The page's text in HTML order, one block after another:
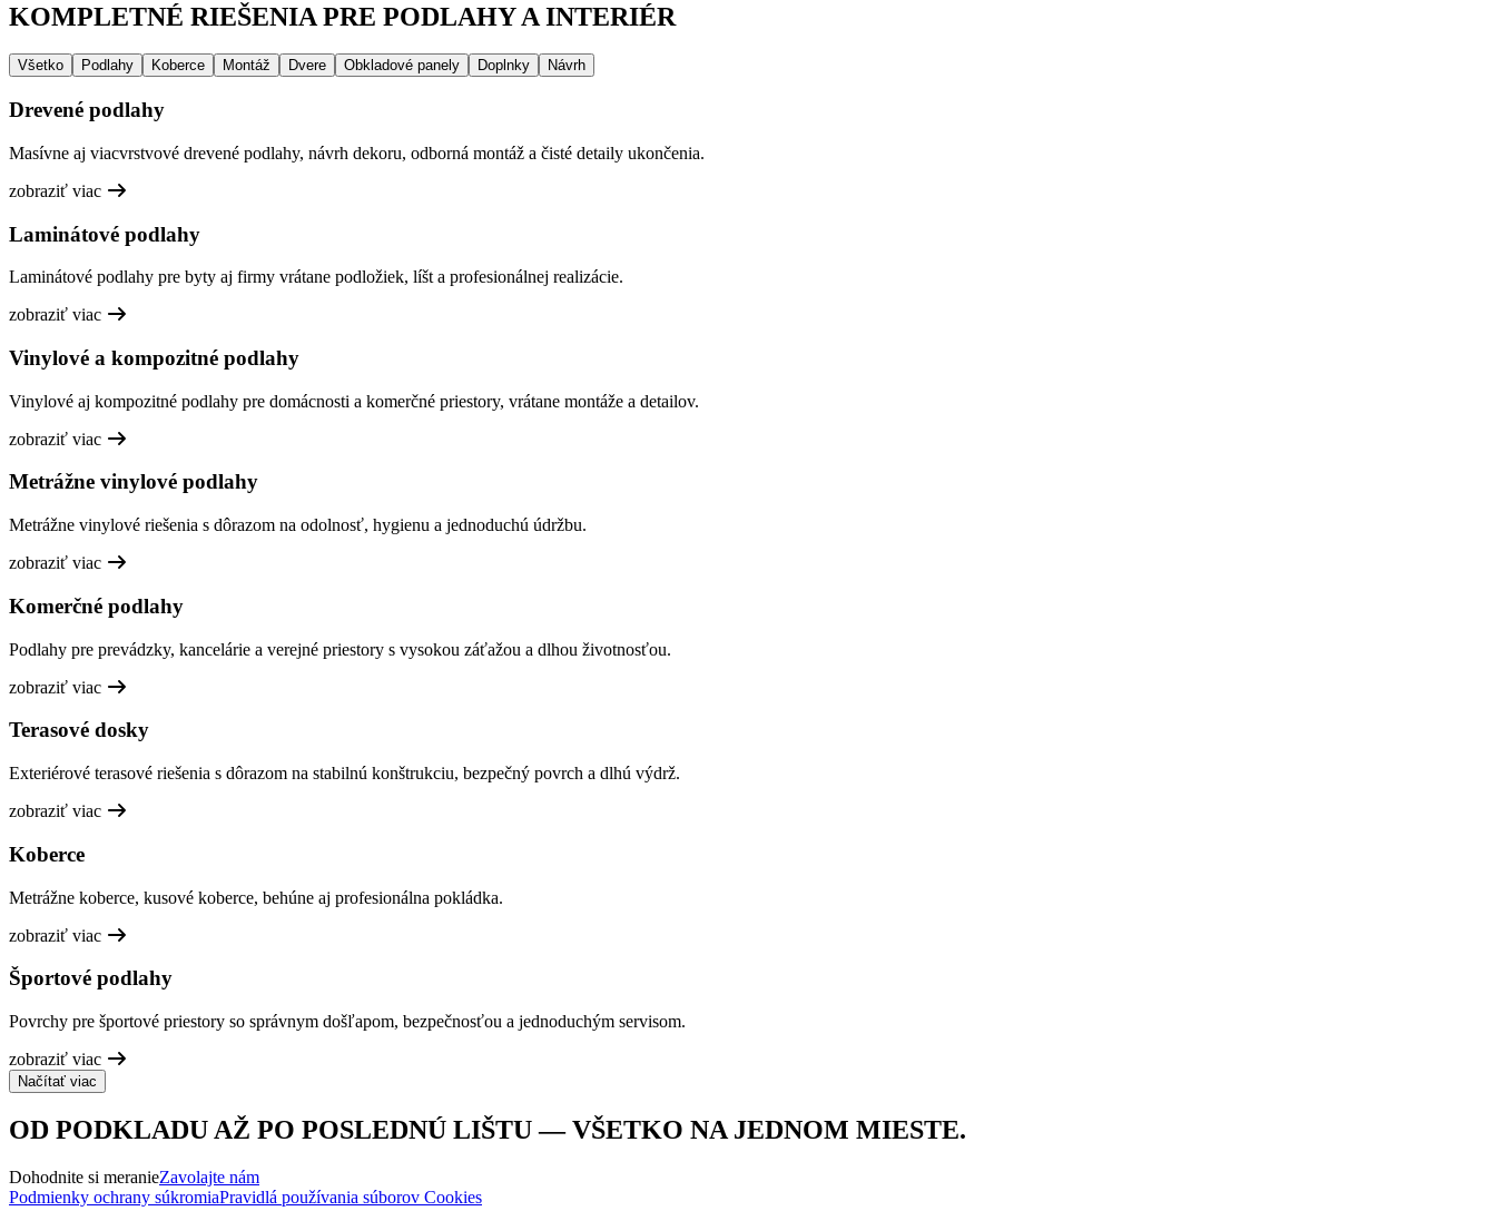
KOMPLETNÉ RIEŠENIA PRE PODLAHY A INTERIÉR
Všetko Podlahy Koberce Montáž Dvere Obkladové panely Doplnky Návrh
Drevené podlahy
Masívne aj viacvrstvové drevené podlahy, návrh dekoru, odborná montáž a čisté detaily ukončenia.
zobraziť viac
Laminátové podlahy
Laminátové podlahy pre byty aj firmy vrátane podložiek, líšt a profesionálnej realizácie.
zobraziť viac
Vinylové a kompozitné podlahy
Vinylové aj kompozitné podlahy pre domácnosti a komerčné priestory, vrátane montáže a detailov.
zobraziť viac
Metrážne vinylové podlahy
Metrážne vinylové riešenia s dôrazom na odolnosť, hygienu a jednoduchú údržbu.
zobraziť viac
Komerčné podlahy
Podlahy pre prevádzky, kancelárie a verejné priestory s vysokou záťažou a dlhou životnosťou.
zobraziť viac
Terasové dosky
Exteriérové terasové riešenia s dôrazom na stabilnú konštrukciu, bezpečný povrch a dlhú výdrž.
zobraziť viac
Koberce
Metrážne koberce, kusové koberce, behúne aj profesionálna pokládka.
zobraziť viac
Športové podlahy
Povrchy pre športové priestory so správnym došľapom, bezpečnosťou a jednoduchým servisom.
zobraziť viac
Načítať viac
OD PODKLADU AŽ PO POSLEDNÚ LIŠTU — VŠETKO NA JEDNOM MIESTE.
Dohodnite si meranieZavolajte nám
Podmienky ochrany súkromiaPravidlá používania súborov Cookies